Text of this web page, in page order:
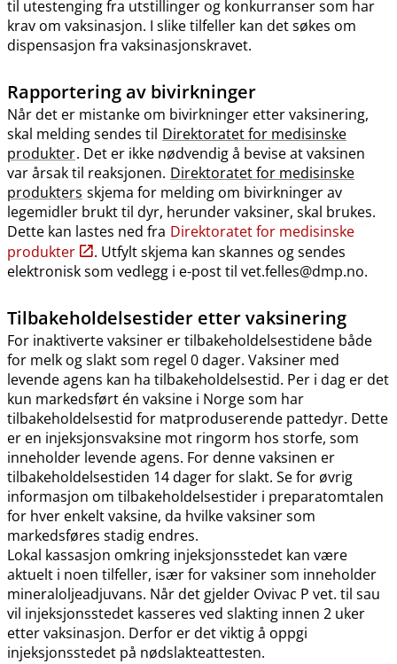
til utestenging fra utstillinger og konkurranser som har
krav om vaksinasjon. I slike tilfeller kan det søkes om
dispensasjon fra vaksinasjonskravet.
Rapportering av bivirkninger
Når det er mistanke om bivirkninger etter vaksinering,
skal melding sendes til Direktoratet for medisinske
produkter. Det er ikke nødvendig å bevise at vaksinen
var årsak til reaksjonen. Direktoratet for medisinske
produkters skjema for melding om bivirkninger av
legemidler brukt til dyr, herunder vaksiner, skal brukes.
Dette kan lastes ned fra Direktoratet for medisinske
produkter
. Utfylt skjema kan skannes og sendes
elektronisk som vedlegg i e-post til vet.felles@dmp.no.
Tilbakeholdelsestider etter vaksinering
For inaktiverte vaksiner er tilbakeholdelsestidene både
for melk og slakt som regel 0 dager. Vaksiner med
levende agens kan ha tilbakeholdelsestid. Per i dag er det
kun markedsført én vaksine i Norge som har
tilbakeholdelsestid for matproduserende pattedyr. Dette
er en injeksjonsvaksine mot ringorm hos storfe, som
inneholder levende agens. For denne vaksinen er
tilbakeholdelsestiden 14 dager for slakt. Se for øvrig
informasjon om tilbakeholdelsestider i preparatomtalen
for hver enkelt vaksine, da hvilke vaksiner som
markedsføres stadig endres.
Lokal kassasjon omkring injeksjonsstedet kan være
aktuelt i noen tilfeller, især for vaksiner som inneholder
mineraloljeadjuvans. Når det gjelder Ovivac P vet. til sau
vil injeksjonsstedet kasseres ved slakting innen 2 uker
etter vaksinasjon. Derfor er det viktig å oppgi
injeksjonsstedet på nødslakteattesten.